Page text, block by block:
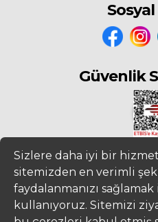
Güvenlik
2022 www.fiyatdeposu.com
Hakkı Saklıdır.
Gizlilik ve KVKK Aydınlatma
Sizlere daha iyi bir
sitemizden en verimli
faydalanmanızı
kullanıyoruz. Sitemizi